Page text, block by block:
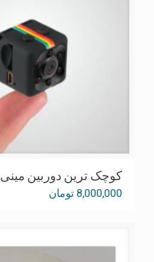
کوچک ترین دوربین مینی AHD
8,000,000 تومان